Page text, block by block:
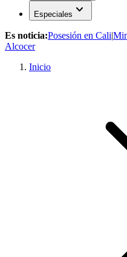
Especiales expand_more
Es noticia:Posesión en Cali|
Alcocer
Inicio